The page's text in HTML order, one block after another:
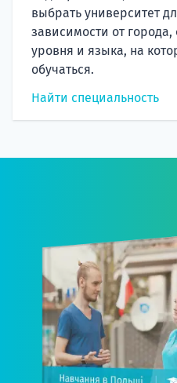
выбрать университет
зависимости от города,
уровня и языка, на
обучаться.
Найти специальность